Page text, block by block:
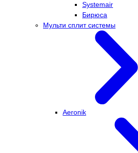
Systemair
Бирюса
Мульти сплит системы
Aeronik